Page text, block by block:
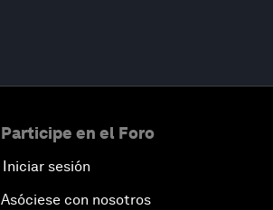
Participe en el Foro
Iniciar sesión
Asóciese con nosotros